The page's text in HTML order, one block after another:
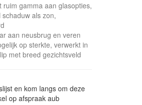
ruim gamma aan glasopties,
als zon,
aan neusbrug en veren
op sterkte, verwerkt in
met breed gezichtsveld
en kom langs om deze
op afspraak aub